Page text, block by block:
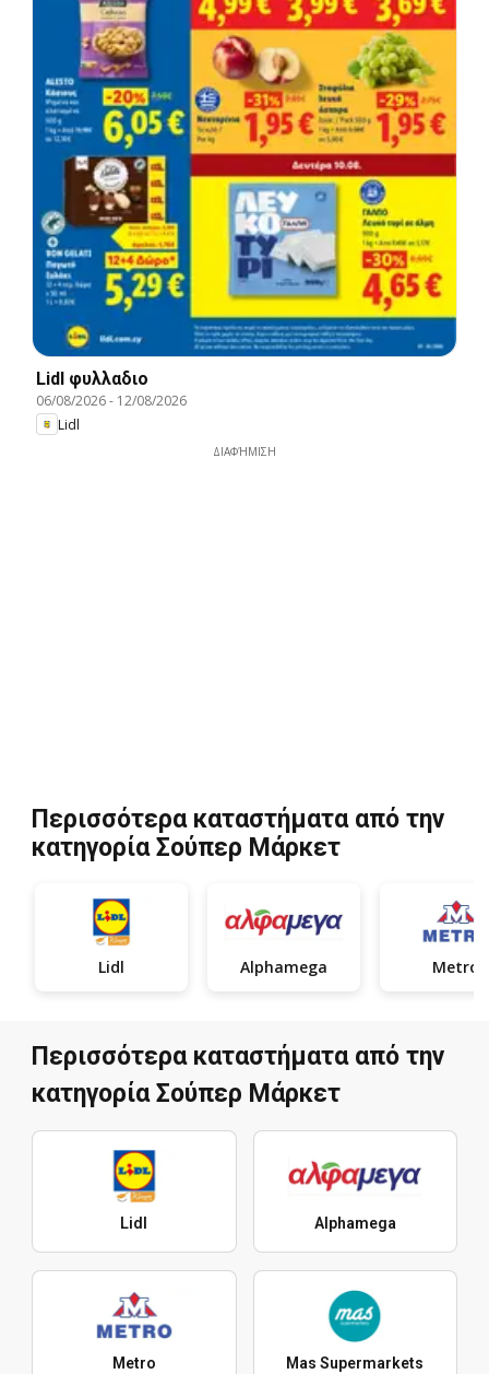
Lidl φυλλαδιο
06/08/2026- 12/08/2026
Lidl
ΔΙΑΦΉΜΙΣΗ
Περισσότερα καταστήματα από την
κατηγορία Σούπερ Μάρκετ
Lidl Alphamega Metro
Περισσότερα καταστήματα από την
κατηγορία Σούπερ Μάρκετ
Lidl Alphamega
Metro Mas Supermarkets